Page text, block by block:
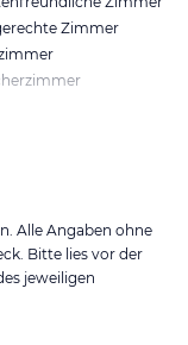
Zimmer
Alle Angaben ohne
Bitte lies vor der
jeweiligen